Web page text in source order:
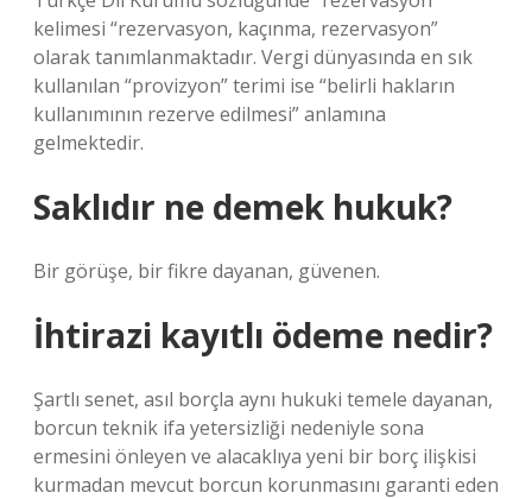
kelimesi “rezervasyon, kaçınma, rezervasyon”
olarak tanımlanmaktadır. Vergi dünyasında en sık
kullanılan “provizyon” terimi ise “belirli hakların
kullanımının rezerve edilmesi” anlamına
gelmektedir.
Saklıdır ne demek hukuk?
Bir görüşe, bir fikre dayanan, güvenen.
İhtirazi kayıtlı ödeme nedir?
Şartlı senet, asıl borçla aynı hukuki temele dayanan,
borcun teknik ifa yetersizliği nedeniyle sona
ermesini önleyen ve alacaklıya yeni bir borç ilişkisi
kurmadan mevcut borcun korunmasını garanti eden